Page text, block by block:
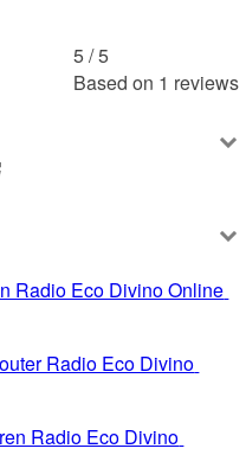
5 /5
Based on 1 reviews
Radio Eco Divino Online
Radio Eco Divino
Radio Eco Divino